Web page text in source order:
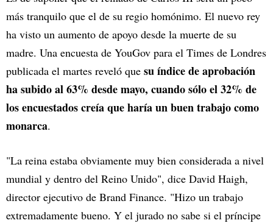
más tranquilo que el de su regio homónimo. El nuevo rey
ha visto un aumento de apoyo desde la muerte de su
madre. Una encuesta de YouGov para el Times de Londres
publicada el martes reveló que su índice de aprobación
ha subido al 63% desde mayo, cuando sólo el 32% de
los encuestados creía que haría un buen trabajo como
monarca.
"La reina estaba obviamente muy bien considerada a nivel
mundial y dentro del Reino Unido", dice David Haigh,
director ejecutivo de Brand Finance. "Hizo un trabajo
extremadamente bueno. Y el jurado no sabe si el príncipe